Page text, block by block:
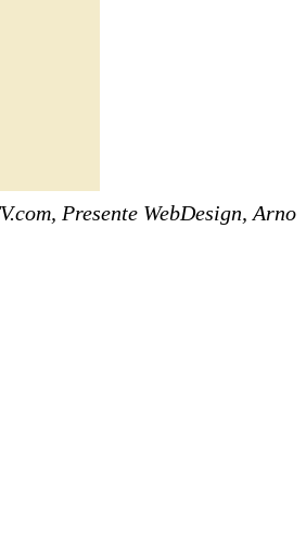
Presente WebDesign, Arno